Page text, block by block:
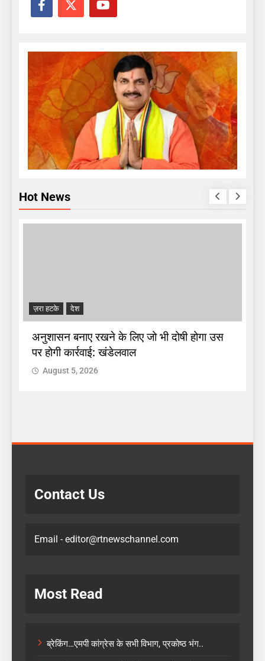
Hot News
ज़रा हटके देश
अनुशासन बनाए रखने के लिए जो भी दोषी होगा उस
पर होगी कार्रवाई: खंडेलवाल
August 5, 2026
Contact Us
Email - editor@rtnewschannel.com
Most Read
ब्रेकिंग…एमपी कांग्रेस के सभी विभाग, प्रकोष्ठ भंग..